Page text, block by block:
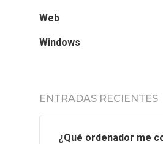
Web
Windows
ENTRADAS RECIENTES
¿Qué ordenador me